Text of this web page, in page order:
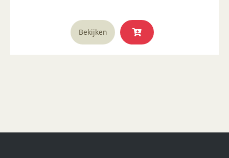
Bekijken